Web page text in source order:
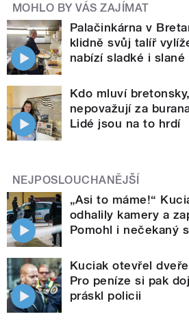
MOHLO BY VÁS ZAJÍMAT
Palačinkárna v
klidně svůj talíř
nabízí sladké i slané
Kdo mluví
nepovažují za
Lidé jsou na to hrdí
NEJPOSLOUCHANĚJŠÍ
„Asi to máme!“
odhalily kamery a
Pomohl i nečekaný
Kuciak otevřel
Pro peníze si pak
práskl policii